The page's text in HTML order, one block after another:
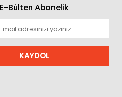
E-Bülten Abonelik
KAYDOL